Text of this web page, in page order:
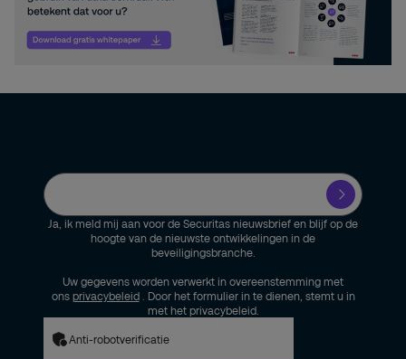
Ja, ik meld mij aan voor de Securitas nieuwsbrief en blijf op de
hoogte van de nieuwste ontwikkelingen in de
beveiligingsbranche.
Uw gegevens worden verwerkt in overeenstemming met
ons privacybeleid
. Door het formulier in te dienen, stemt u in
met het privacybeleid.
Anti-robotverificatie